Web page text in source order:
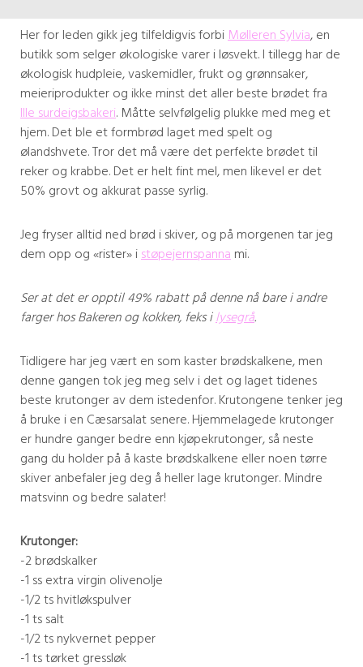
Her for leden gikk jeg tilfeldigvis forbiMølleren Sylvia, en
butikk som selger økologiske varer i løsvekt. I tillegg har de
økologisk hudpleie, vaskemidler, frukt og grønnsaker,
meieriprodukter og ikke minst det aller beste brødet fra
Ille surdeigsbakeri. Måtte selvfølgelig plukke med meg et
hjem. Det ble et formbrød laget med spelt og
ølandshvete. Tror det må være det perfekte brødet til
reker og krabbe. Det er helt fint mel, men likevel er det
50% grovt og akkurat passe syrlig.
Jeg fryser alltid ned brød i skiver, og på morgenen tar jeg
dem opp og «rister» istøpejernspannami.
Ser at det er opptil 49% rabatt på denne nå bare i andre
farger hos Bakeren og kokken, feks ilysegrå.
Tidligere har jeg vært en som kaster brødskalkene, men
denne gangen tok jeg meg selv i det og laget tidenes
beste krutonger av dem istedenfor. Krutongene tenker jeg
å bruke i en Cæsarsalat senere. Hjemmelagede krutonger
er hundre ganger bedre enn kjøpekrutonger, så neste
gang du holder på å kaste brødskalkene eller noen tørre
skiver anbefaler jeg deg å heller lage krutonger. Mindre
matsvinn og bedre salater!
Krutonger:
-2 brødskalker
-1 ss extra virgin olivenolje
-1/2 ts hvitløkspulver
-1 ts salt
-1/2 ts nykvernet pepper
-1 ts tørket gressløk